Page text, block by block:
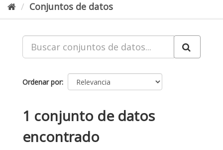
Conjuntos de datos
Ordenar por
1 conjunto de datos
encontrado